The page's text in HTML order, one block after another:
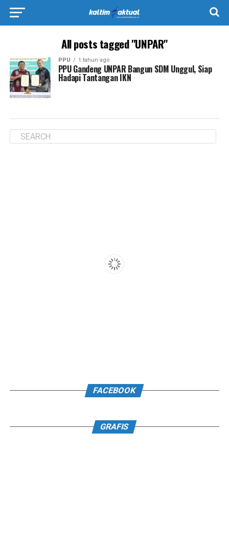
All posts tagged "UNPAR"
PPU 1 tahun ago
PPU Gandeng UNPAR Bangun SDM Unggul, Siap
Hadapi Tantangan IKN
FACEBOOK
GRAFIS